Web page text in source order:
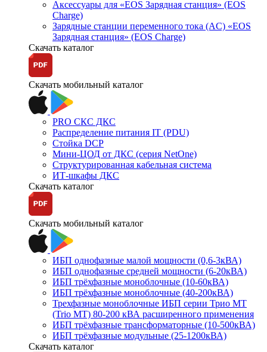
Аксессуары для «EOS Зарядная станция» (EOS
Charge)
Зарядные станции переменного тока (AC) «EOS
Зарядная станция» (EOS Charge)
Скачать каталог
Скачать мобильный каталог
PRO СКС ДКС
Распределение питания IT (PDU)
Стойка DCP
Мини-ЦОД от ДКС (серия NetOne)
Структурированная кабельная система
ИТ-шкафы ДКС
Скачать каталог
Скачать мобильный каталог
ИБП однофазные малой мощности (0,6-3кВА)
ИБП однофазные средней мощности (6-20кВА)
ИБП трёхфазные моноблочные (10-60кВА)
ИБП трёхфазные моноблочные (40-200кВА)
Трехфазные моноблочные ИБП серии Трио МТ
(Trio MT) 80-200 кВА расширенного применения
ИБП трёхфазные трансформаторные (10-500кВА)
ИБП трёхфазные модульные (25-1200кВА)
Скачать каталог